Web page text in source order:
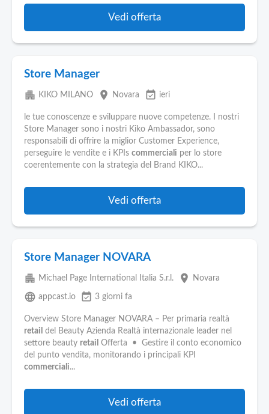
Vedi offerta
Store Manager
apartment KIKO MILANO place Novara event_available ieri
le tue conoscenze e sviluppare nuove competenze. I nostri
Store Manager sono i nostri Kiko Ambassador, sono
responsabili di offrire la miglior Customer Experience,
perseguire le vendite e i KPIs commerciali per lo store
coerentemente con la strategia del Brand KIKO...
Vedi offerta
Store Manager NOVARA
apartment Michael Page International Italia S.r.l. place Novara
language appcast.io event_available 3 giorni fa
Overview Store Manager NOVARA – Per primaria realtà
retail del Beauty Azienda Realtà internazionale leader nel
settore beauty retail Offerta • Gestire il conto economico
del punto vendita, monitorando i principali KPI
commerciali...
Vedi offerta